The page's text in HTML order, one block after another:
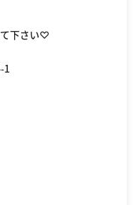
て下さい♡
1